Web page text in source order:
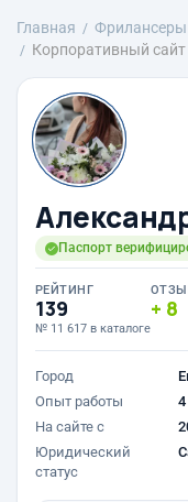
Главная Фрилансеры
Корпоративный
Паспорт
РЕЙТИНГ
139
№ 11 617 в каталоге
8
Город
Опыт работы
4
На сайте с
Юридический
статус